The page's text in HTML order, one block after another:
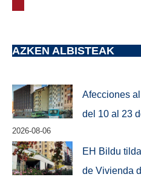
AZKEN ALBISTEAK
Afecciones
del 10 al 23
2026-08-06
EH Bildu
de Vivienda